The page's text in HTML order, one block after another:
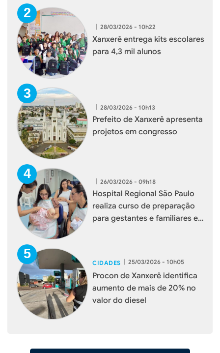
| 28/03/2026 - 10h22
Xanxerê entrega kits escolares
para 4,3 mil alunos
| 28/03/2026 - 10h13
Prefeito de Xanxerê apresenta
projetos em congresso
| 26/03/2026 - 09h18
Hospital Regional São Paulo
realiza curso de preparação
para gestantes e familiares em
CIDADES | 25/03/2026 - 10h05
Procon de Xanxerê identifica
aumento de mais de 20% no
valor do diesel